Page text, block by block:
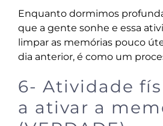
Enquanto dormimos
que a gente sonhe e essa
limpar as memórias pouco
dia anterior, é como um
6- Atividade
a ativar a